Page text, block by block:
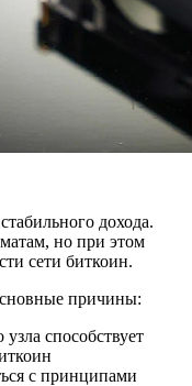
дохода.
но при этом
сети биткоин.
причины:
способствует
с принципами